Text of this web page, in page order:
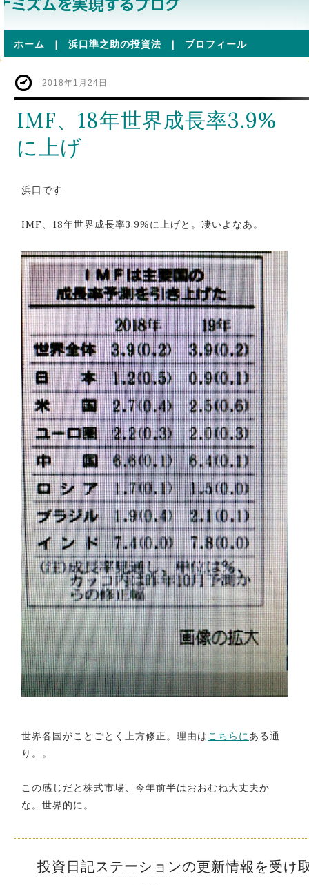
ホーム | 浜口準之助の投資法 | プロフィール
2018年1月24日
IMF、18年世界成長率3.9%
に上げ
浜口です
IMF、18年世界成長率3.9%に上げと。凄いよなあ。
世界各国がことごとく上方修正。理由はこちらにある通
り。。
この感じだと株式市場、今年前半はおおむね大丈夫か
な。世界的に。
投資日記ステーションの更新情報を受け